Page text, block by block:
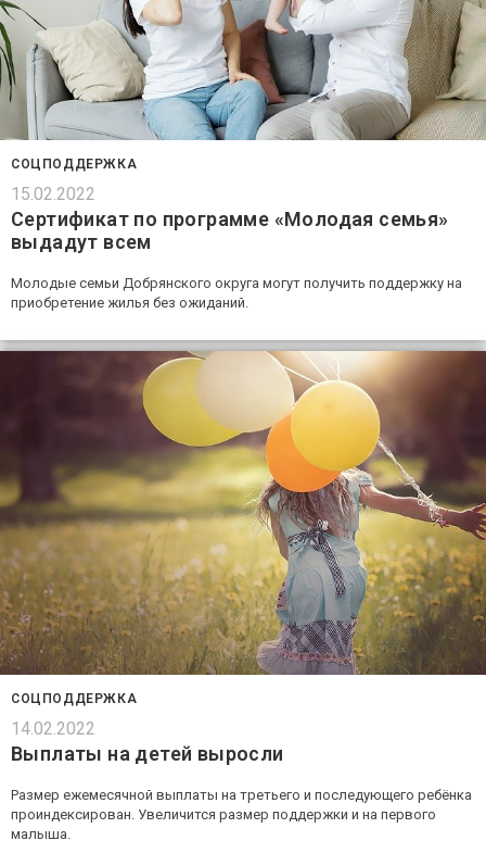
СОЦПОДДЕРЖКА
15.02.2022
Сертификат по программе «Молодая семья»
выдадут всем
Молодые семьи Добрянского округа могут получить поддержку на
приобретение жилья без ожиданий.
СОЦПОДДЕРЖКА
14.02.2022
Выплаты на детей выросли
Размер ежемесячной выплаты на третьего и последующего ребёнка
проиндексирован. Увеличится размер поддержки и на первого
малыша.